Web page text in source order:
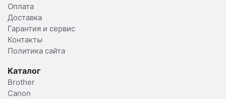
Оплата
Доставка
Гарантия и сервис
Контакты
Политика сайта
Каталог
Brother
Canon